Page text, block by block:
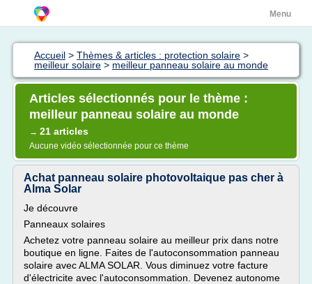
Menu
Accueil > Thèmes & articles : protection solaire >
meilleur solaire > meilleur panneau solaire au monde
Articles sélectionnés pour le thème :
meilleur panneau solaire au monde
→ 21 articles
Aucune vidéo sélectionnée pour ce thème
Achat panneau solaire photovoltaique pas cher à
Alma Solar
Je découvre
Panneaux solaires
Achetez votre panneau solaire au meilleur prix dans notre
boutique en ligne. Faites de l'autoconsommation panneau
solaire avec ALMA SOLAR. Vous diminuez votre facture
d'électricite avec l'autoconsommation. Devenez autonome